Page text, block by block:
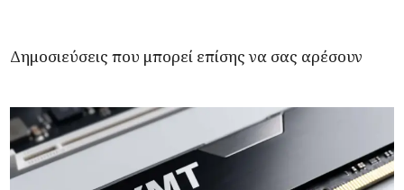
Δημοσιεύσεις που μπορεί επίσης να σας αρέσουν